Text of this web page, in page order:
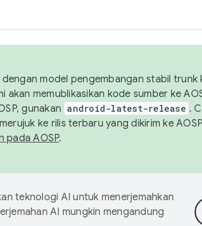
model pengembangan stabil trunk
memublikasikan kode sumber ke
gunakan android-latest-release .
ke rilis terbaru yang dikirim ke
pada AOSP.
teknologi AI untuk menerjemahkan
AI mungkin mengandung